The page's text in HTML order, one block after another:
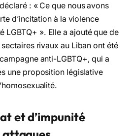
: « Ce que nous avons
d’incitation à la violence
LGBTQ+ ». Elle a ajouté que de
rivaux au Liban ont été
anti-LGBTQ+, qui a
une proposition législative
et d’impunité